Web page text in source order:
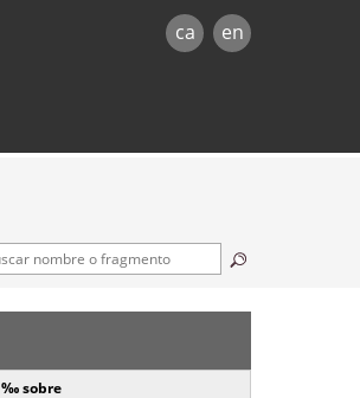
ca en
‰ sobre